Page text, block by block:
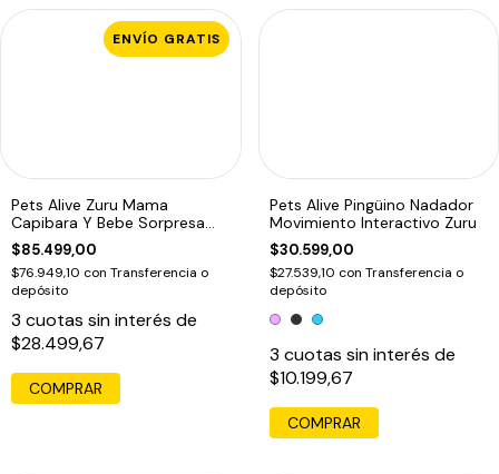
ENVÍO GRATIS
Pets Alive Zuru Mama
Capibara Y Bebe Sorpresa
Interactivo
$85.499,00
$76.949,10 con Transferencia o
depósito
3 cuotas sin interés de
$28.499,67
COMPRAR
Pets Alive Pingüino Nadador
Movimiento Interactivo Zuru
$30.599,00
$27.539,10 con Transferencia o
depósito
3 cuotas sin interés de
$10.199,67
COMPRAR